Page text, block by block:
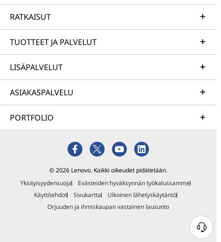
RATKAISUT
TUOTTEET JA PALVELUT
LISÄPALVELUT
ASIAKASPALVELU
PORTFOLIO
© 2026 Lenovo. Kaikki oikeudet pidätetään.
Yksityisyydensuoja
Evästeiden hyväksynnän työkalussamme
Käyttöehdot
Sivukartta
Ulkoinen lähetyskäytäntö
Orjuuden ja ihmiskaupan vastainen lausunto